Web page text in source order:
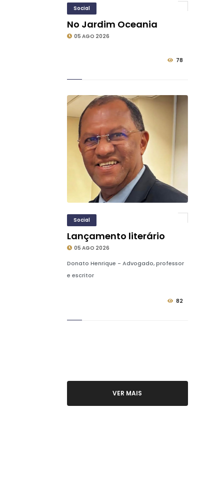
Social
No Jardim Oceania
05 AGO 2026
78
Social
Lançamento literário
05 AGO 2026
Donato Henrique - Advogado, professor
e escritor
82
VER MAIS